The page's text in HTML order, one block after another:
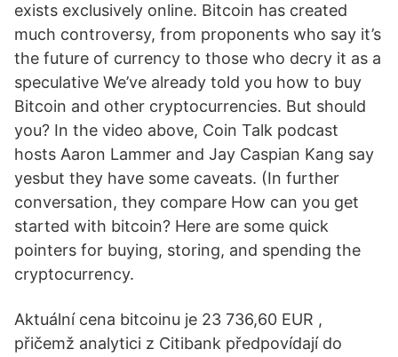
exists exclusively online. Bitcoin has created
much controversy, from proponents who say it’s
the future of currency to those who decry it as a
speculative We’ve already told you how to buy
Bitcoin and other cryptocurrencies. But should
you? In the video above, Coin Talk podcast
hosts Aaron Lammer and Jay Caspian Kang say
yesbut they have some caveats. (In further
conversation, they compare How can you get
started with bitcoin? Here are some quick
pointers for buying, storing, and spending the
cryptocurrency.
Aktuální cena bitcoinu je 23 736,60 EUR ,
přičemž analytici z Citibank předpovídají do